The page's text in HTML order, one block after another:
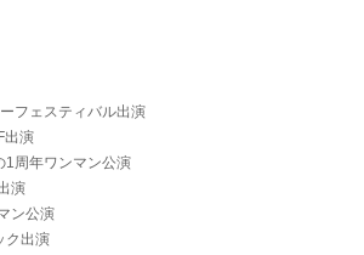
フェスティバル出演
出演
1周年ワンマン公演
演
ン公演
ク出演